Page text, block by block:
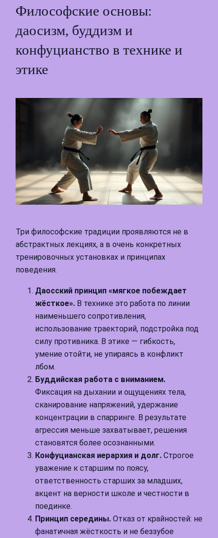
Философские основы:
даосизм, буддизм и
конфуцианство в технике и
этике
Три философские традиции проявляются не в
абстрактных лекциях, а в очень конкретных
тренировочных установках и принципах
поведения.
Даосский принцип «мягкое побеждает
жёсткое». В технике это работа по линии
наименьшего сопротивления,
использование траекторий, подстройка под
силу противника. В этике — гибкость,
умение отойти, не упираясь в конфликт
лбом.
Буддийская работа с вниманием.
Фиксация на дыхании и ощущениях тела,
сканирование напряжений, удержание
концентрации в спарринге. В результате
агрессия меньше захватывает, решения
становятся более осознанными.
Конфуцианская иерархия и долг. Строгое
уважение к старшим по поясу,
ответственность старших за младших,
акцент на верности школе и честности в
поединке.
Принцип середины. Отказ от крайностей: не
фанатичная жёсткость и не беззубое